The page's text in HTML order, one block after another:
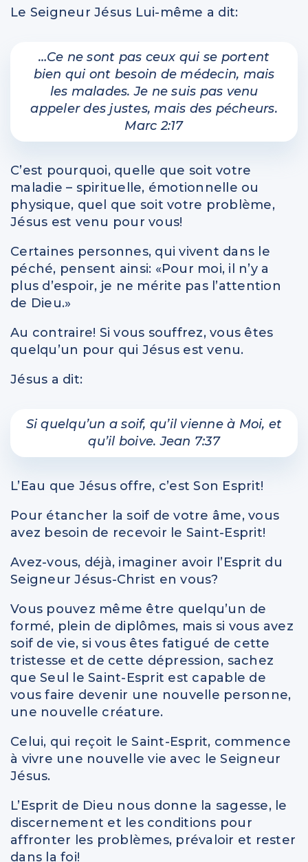
Le Seigneur Jésus Lui-même a dit:
…Ce ne sont pas ceux qui se portent
bien qui ont besoin de médecin, mais
les malades. Je ne suis pas venu
appeler des justes, mais des pécheurs.
Marc 2:17
C’est pourquoi, quelle que soit votre
maladie – spirituelle, émotionnelle ou
physique, quel que soit votre problème,
Jésus est venu pour vous!
Certaines personnes, qui vivent dans le
péché, pensent ainsi: «Pour moi, il n’y a
plus d’espoir, je ne mérite pas l’attention
de Dieu.»
Au contraire! Si vous souffrez, vous êtes
quelqu’un pour qui Jésus est venu.
Jésus a dit:
Si quelqu’un a soif, qu’il vienne à Moi, et
qu’il boive. Jean 7:37
L’Eau que Jésus offre, c’est Son Esprit!
Pour étancher la soif de votre âme, vous
avez besoin de recevoir le Saint-Esprit!
Avez-vous, déjà, imaginer avoir l’Esprit du
Seigneur Jésus-Christ en vous?
Vous pouvez même être quelqu’un de
formé, plein de diplômes, mais si vous avez
soif de vie, si vous êtes fatigué de cette
tristesse et de cette dépression, sachez
que Seul le Saint-Esprit est capable de
vous faire devenir une nouvelle personne,
une nouvelle créature.
Celui, qui reçoit le Saint-Esprit, commence
à vivre une nouvelle vie avec le Seigneur
Jésus.
L’Esprit de Dieu nous donne la sagesse, le
discernement et les conditions pour
affronter les problèmes, prévaloir et rester
dans la foi!